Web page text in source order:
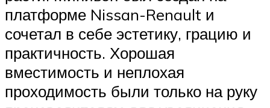
платформе Nissan-Renault и
сочетал в себе эстетику, грацию и
практичность. Хорошая
вместимость и неплохая
проходимость были только на руку